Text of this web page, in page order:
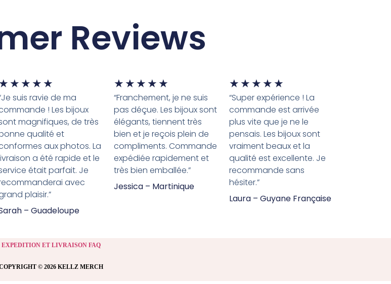
Reviews
★ ★ ★ ★
suis ravie de ma
! Les bijoux
magnifiques, de très
qualité et
aux photos. La
a été rapide et le
était parfait. Je
avec
plaisir.”
– Guadeloupe
★ ★ ★ ★ ★
“Franchement, je ne suis
pas déçue. Les bijoux sont
élégants, tiennent très
bien et je reçois plein de
compliments. Commande
expédiée rapidement et
très bien emballée.”
Jessica – Martinique
★ ★ ★ ★ ★
“Super expérience ! La
commande est arrivée
plus vite que je ne le
pensais. Les bijoux sont
vraiment beaux et la
qualité est excellente. Je
recommande sans
hésiter.”
Laura – Guyane Française
EXPEDITION ET LIVRAISON FAQ
© 2026 KELLZ MERCH